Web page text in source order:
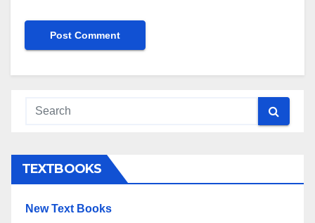
TEXTBOOKS
New Text Books